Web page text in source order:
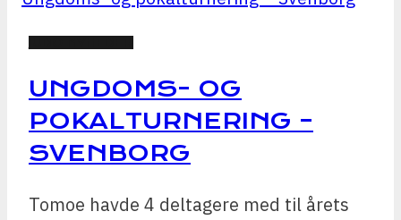
UNGDOMS- OG
POKALTURNERING –
SVENBORG
Tomoe havde 4 deltagere med til årets